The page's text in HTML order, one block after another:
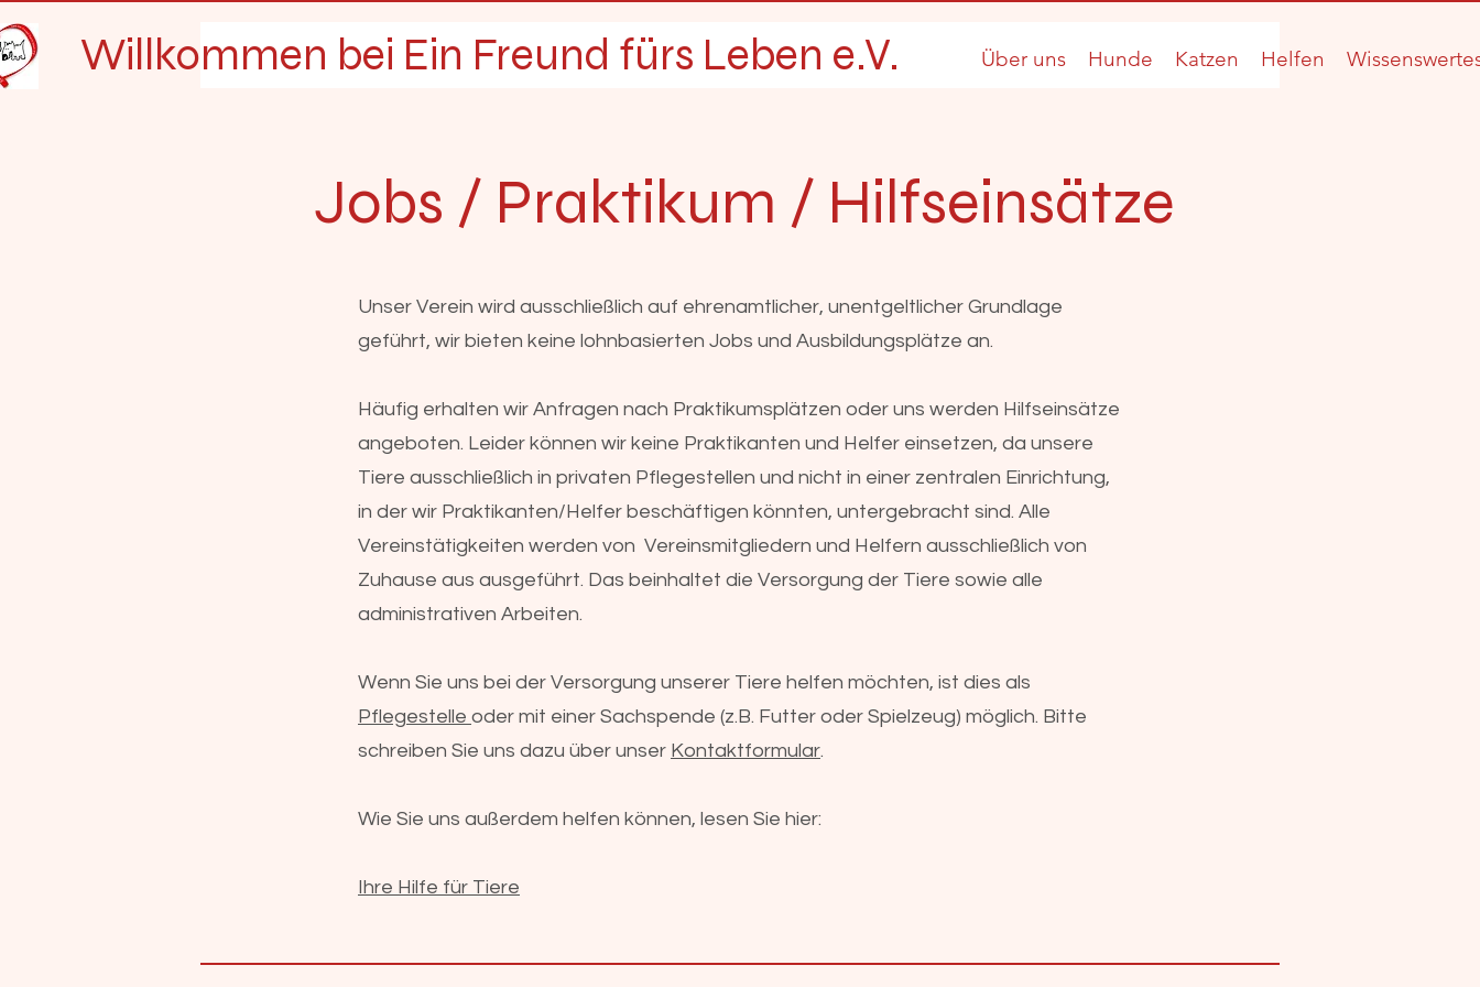
Willkommen bei Ein Freund fürs Leben e.V. Über uns Hunde Katzen Helfen
Jobs / Praktikum / Hilfseinsätze
Unser Verein wird ausschließlich auf ehrenamtlicher, unentgeltlicher Grundlage
geführt, wir bieten keine lohnbasierten Jobs und Ausbildungsplätze an.
Häufig erhalten wir Anfragen nach Praktikumsplätzen oder uns werden Hilfseinsätze
angeboten. Leider können wir keine Praktikanten und Helfer einsetzen, da unsere
Tiere ausschließlich in privaten Pflegestellen und nicht in einer zentralen Einrichtung,
in der wir Praktikanten/Helfer beschäftigen könnten, untergebracht sind. Alle
Vereinstätigkeiten werden von Vereinsmitgliedern und Helfern ausschließlich von
Zuhause aus ausgeführt. Das beinhaltet die Versorgung der Tiere sowie alle
administrativen Arbeiten.
Wenn Sie uns bei der Versorgung unserer Tiere helfen möchten, ist dies als
Pflegestelle oder mit einer Sachspende (z.B. Futter oder Spielzeug) möglich. Bitte
schreiben Sie uns dazu über unser Kontaktformular.
Wie Sie uns außerdem helfen können, lesen Sie hier:
Ihre Hilfe für Tiere